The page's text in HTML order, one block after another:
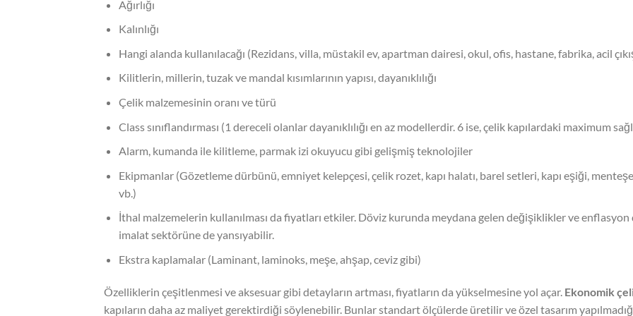
Ağırlığı
Kalınlığı
Hangi alanda kullanılacağı (Rezidans, villa, müstakil ev, apartman dairesi, okul, ofis, hastane, fabrika, acil
Kilitlerin, millerin, tuzak ve mandal kısımlarının yapısı, dayanıklılığı
Çelik malzemesinin oranı ve türü
Class sınıflandırması (1 dereceli olanlar dayanıklılığı en az modellerdir. 6 ise, çelik kapılardaki maximum
Alarm, kumanda ile kilitleme, parmak izi okuyucu gibi gelişmiş teknolojiler
Ekipmanlar (Gözetleme dürbünü, emniyet kelepçesi, çelik rozet, kapı halatı, barel setleri, kapı eşiği,
vb.)
İthal malzemelerin kullanılması da fiyatları etkiler. Döviz kurunda meydana gelen değişiklikler ve
imalat sektörüne de yansıyabilir.
Ekstra kaplamalar (Laminant, laminoks, meşe, ahşap, ceviz gibi)
Özelliklerin çeşitlenmesi ve aksesuar gibi detayların artması, fiyatların da yükselmesine yol açar. Ekonomik
kapıların daha az maliyet gerektirdiği söylenebilir. Bunlar standart ölçülerde üretilir ve özel tasarım